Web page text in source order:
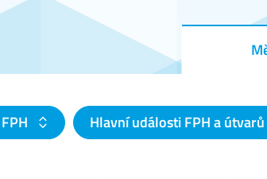
FPH Hlavní události FPH a